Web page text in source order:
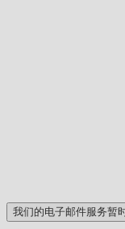
我们的电子邮件服务暂